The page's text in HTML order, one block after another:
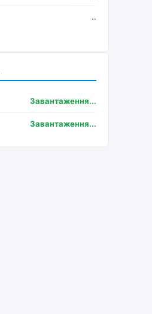
..
Завантаження...
Завантаження...